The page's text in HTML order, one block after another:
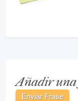
Añadir una